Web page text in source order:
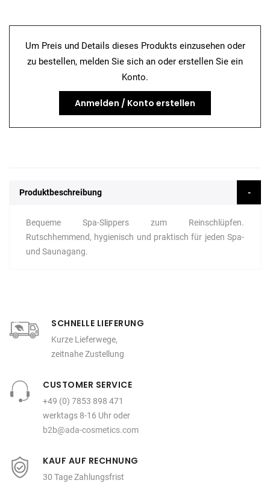
Um Preis und Details dieses Produkts einzusehen oder
zu bestellen, melden Sie sich an oder erstellen Sie ein
Konto.
Anmelden / Konto erstellen
Produktbeschreibung
Bequeme Spa-Slippers zum Reinschlüpfen.
Rutschhemmend, hygienisch und praktisch für jeden Spa-
und Saunagang.
SCHNELLE LIEFERUNG
Kurze Lieferwege,
zeitnahe Zustellung
CUSTOMER SERVICE
+49 (0) 7853 898 471
werktags 8-16 Uhr oder
b2b@ada-cosmetics.com
KAUF AUF RECHNUNG
30 Tage Zahlungsfrist